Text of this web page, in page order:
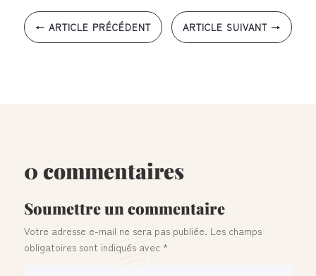
← ARTICLE PRÉCÉDENT ARTICLE SUIVANT →
0 commentaires
Soumettre un commentaire
Votre adresse e-mail ne sera pas publiée. Les champs
obligatoires sont indiqués avec *